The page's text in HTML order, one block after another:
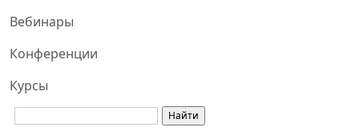
Вебинары
Конференции
Курсы